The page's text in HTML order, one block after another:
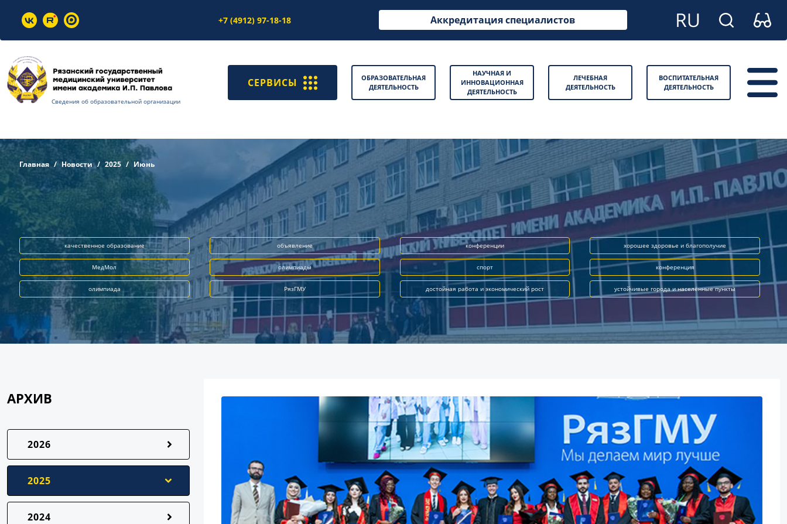
+7 (4912) 97-18-18 Аккредитация специалистов
Сведения об образовательной организации
СЕРВИСЫ
ОБРАЗОВАТЕЛЬНАЯ
ДЕЯТЕЛЬНОСТЬ
НАУЧНАЯ И
ИННОВАЦИОННАЯ
ДЕЯТЕЛЬНОСТЬ
ЛЕЧЕБНАЯ
ДЕЯТЕЛЬНОСТЬ
ВОСПИТАТЕЛЬНАЯ
ДЕЯТЕЛЬНОСТЬ
Главная Новости 2025 Июнь
качественное образование объявление конференции хорошее здоровье и благополучие
МедМол олимпиады спорт конференция
олимпиада РязГМУ достойная работа и экономический рост устойчивые города и населённые пункты
АРХИВ
2026
2025
2024